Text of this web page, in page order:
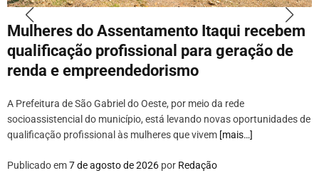
Mulheres do Assentamento Itaqui recebem
qualificação profissional para geração de
renda e empreendedorismo
A Prefeitura de São Gabriel do Oeste, por meio da rede
socioassistencial do município, está levando novas oportunidades de
qualificação profissional às mulheres que vivem [mais…]
Publicado em7 de agosto de 2026 por Redação